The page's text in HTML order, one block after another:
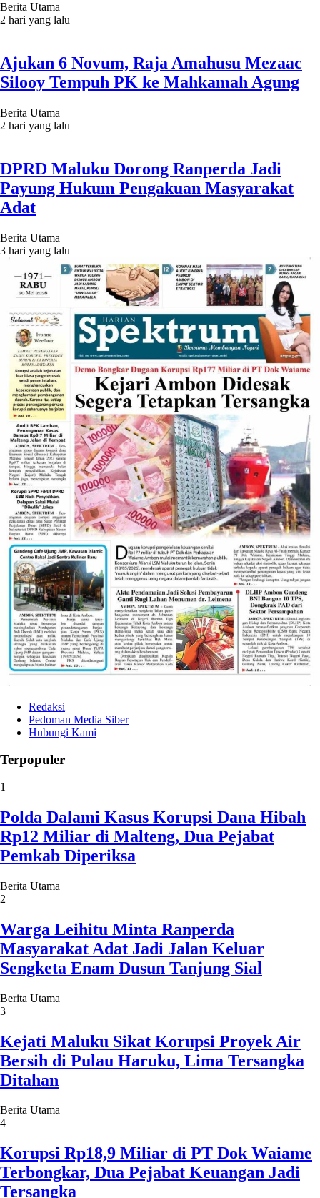
Berita Utama
2 hari yang lalu
Ajukan 6 Novum, Raja Amahusu Mezaac
Silooy Tempuh PK ke Mahkamah Agung
Berita Utama
2 hari yang lalu
DPRD Maluku Dorong Ranperda Jadi
Payung Hukum Pengakuan Masyarakat
Adat
Berita Utama
3 hari yang lalu
Redaksi
Pedoman Media Siber
Hubungi Kami
Terpopuler
1
Polda Dalami Kasus Korupsi Dana Hibah
Rp12 Miliar di Malteng, Dua Pejabat
Pemkab Diperiksa
Berita Utama
2
Warga Leihitu Minta Ranperda
Masyarakat Adat Jadi Jalan Keluar
Sengketa Enam Dusun Tanjung Sial
Berita Utama
3
Kejati Maluku Sikat Korupsi Proyek Air
Bersih di Pulau Haruku, Lima Tersangka
Ditahan
Berita Utama
4
Korupsi Rp18,9 Miliar di PT Dok Waiame
Terbongkar, Dua Pejabat Keuangan Jadi
Tersangka